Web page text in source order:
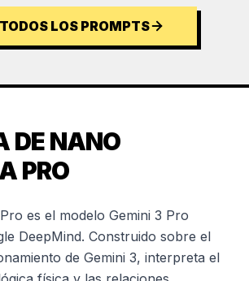
LOS PROMPTS
DE NANO
PRO
es el modelo Gemini 3 Pro
DeepMind. Construido sobre el
de Gemini 3, interpreta el